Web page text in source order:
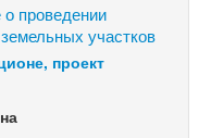
проведении
участков
проект